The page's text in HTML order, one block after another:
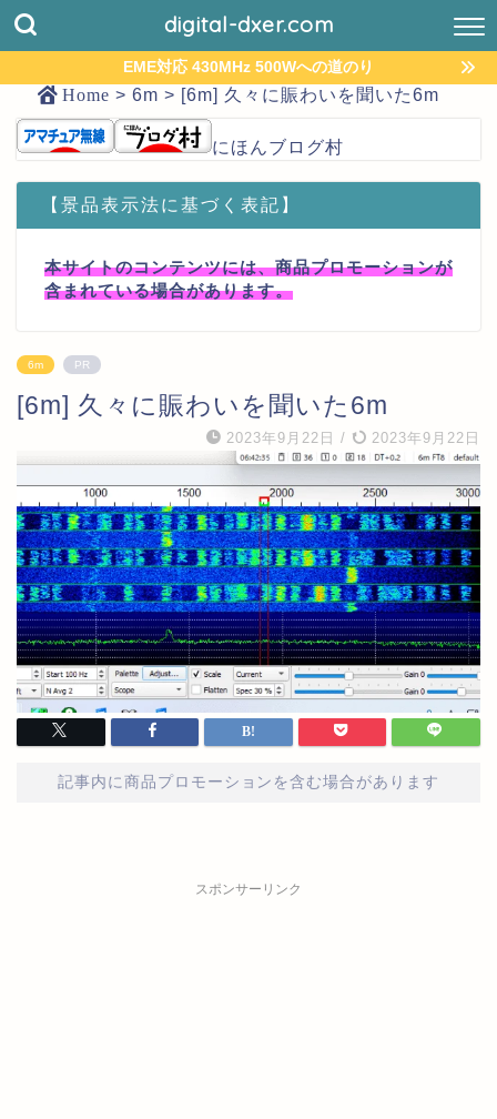
digital-dxer.com
EME対応 430MHz 500Wへの道のり
Home > 6m > [6m] 久々に賑わいを聞いた6m
にほんブログ村
【景品表示法に基づく表記】
本サイトのコンテンツには、商品プロモーションが
含まれている場合があります。
6m PR
[6m] 久々に賑わいを聞いた6m
2023年9月22日 / 2023年9月22日
記事内に商品プロモーションを含む場合があります
スポンサーリンク